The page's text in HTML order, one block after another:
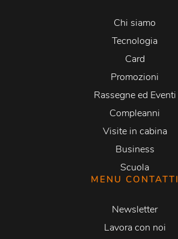
Chi siamo
Tecnologia
Card
Promozioni
Rassegne ed Eventi
Compleanni
Visite in cabina
Business
Scuola
MENU CONTATTI
Newsletter
Lavora con noi